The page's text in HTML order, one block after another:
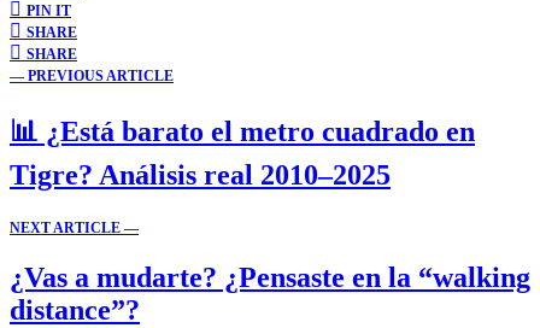
PIN IT
SHARE
SHARE
— PREVIOUS ARTICLE
📊 ¿Está barato el metro cuadrado en
Tigre? Análisis real 2010–2025
NEXT ARTICLE —
¿Vas a mudarte? ¿Pensaste en la “walking
distance”?